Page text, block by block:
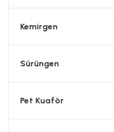
Kemirgen
Sürüngen
Pet Kuaför